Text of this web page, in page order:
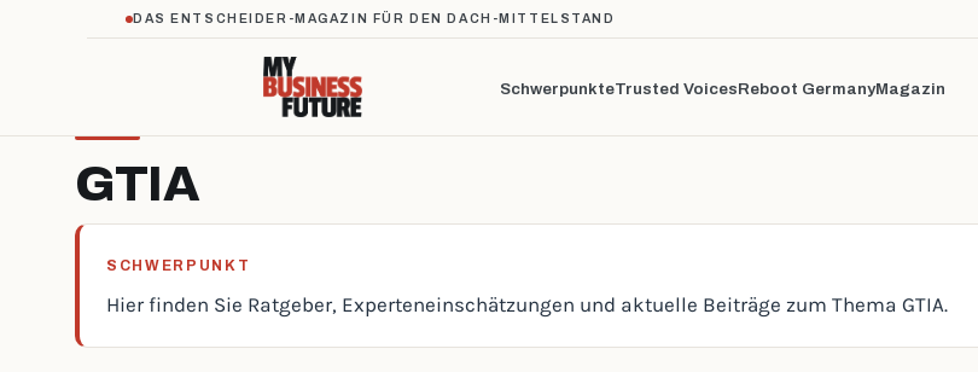
GTIA
SCHWERPUNKT
Hier finden Sie Ratgeber, Experteneinschätzungen und aktuelle Beiträge zum Thema GTIA.
DAS ENTSCHEIDER-MAGAZIN FÜR DEN DACH-MITTELSTAND
SchwerpunkteTrusted VoicesReboot GermanyMagazin